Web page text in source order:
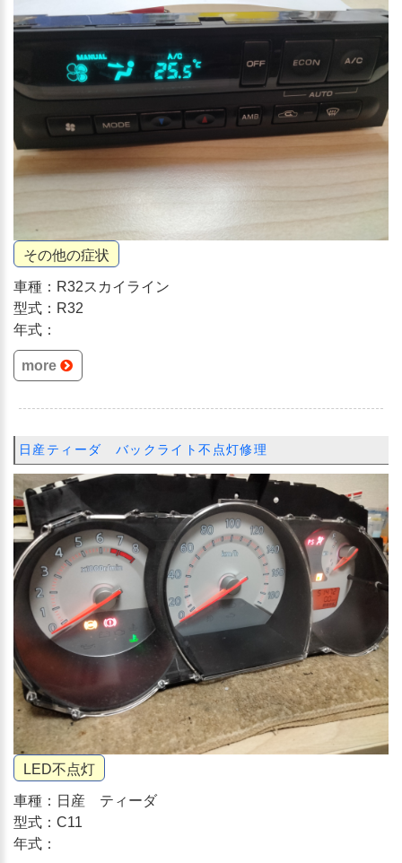
その他の症状
車種：R32スカイライン
型式：R32
年式：
more
日産ティーダ バックライト不点灯修理
LED不点灯
車種：日産 ティーダ
型式：C11
年式：